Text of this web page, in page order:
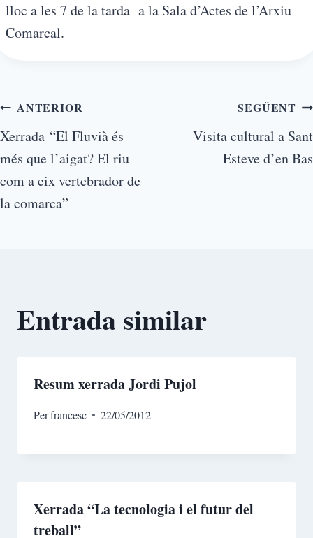
lloc a les 7 de la tarda a la Sala d’Actes de l’Arxiu
Comarcal.
ANTERIOR
Xerrada “El Fluvià és
més que l’aigat? El riu
com a eix vertebrador de
la comarca”
SEGÜENT
Visita cultural a Sant
Esteve d’en Bas
Entrada similar
Resum xerrada Jordi Pujol
Perfrancesc 22/05/2012
Xerrada “La tecnologia i el futur del
treball”